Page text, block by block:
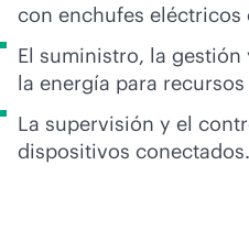
con enchufes eléctricos
El suministro, la
la energía para
La supervisión y el
dispositivos conectados.